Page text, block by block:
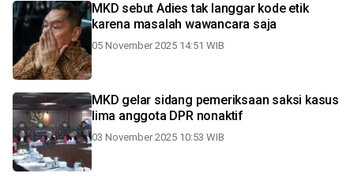
MKD sebut Adies tak langgar kode etik
karena masalah wawancara saja
05 November 2025 14:51 WIB
MKD gelar sidang pemeriksaan saksi kasus
lima anggota DPR nonaktif
03 November 2025 10:53 WIB